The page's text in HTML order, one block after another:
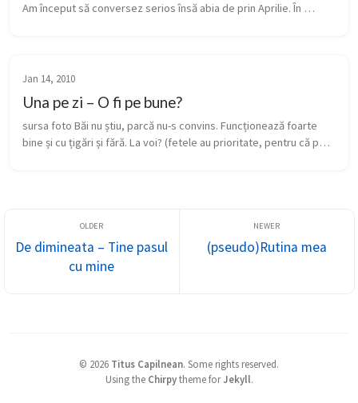
Am început să conversez serios însă abia de prin Aprilie. În
Jan 14, 2010
Una pe zi – O fi pe bune?
sursa foto Băi nu știu, parcă nu-s convins. Funcționează foarte
bine și cu țigări și fără. La voi? (fetele au prioritate, pentru că pot
De dimineata – Tine pasul
cu mine
(pseudo)Rutina mea
© 2026 Titus Capilnean. Some rights reserved.
Using the Chirpytheme forJekyll.